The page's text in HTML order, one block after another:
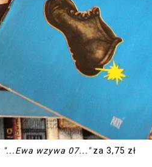
"...Ewa wzywa 07..."za 3,75 zł